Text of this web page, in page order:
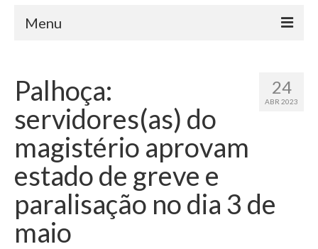
Menu
SINDICATOS FILIADOS
NOSSAS LUTAS
BIBLIOTECA
PRESSÃO FETRAM
CONTATO
24
ABR 2023
Palhoça:
servidores(as) do
magistério aprovam
estado de greve e
paralisação no dia 3 de
maio